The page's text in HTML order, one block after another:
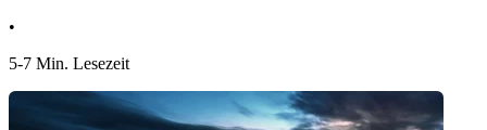
•
5-7 Min. Lesezeit